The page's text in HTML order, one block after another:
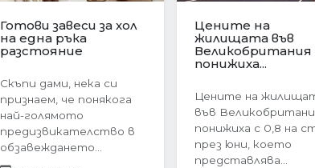
Революционен скок в
цените на
жилищата в
През последния
тримесечие на 2024
година жилищният
пазар в България
Защо да изберете
ново
строителство?
Предимствата
Когато става
за покупка на
много хора
инстинктивно се
насочват към...